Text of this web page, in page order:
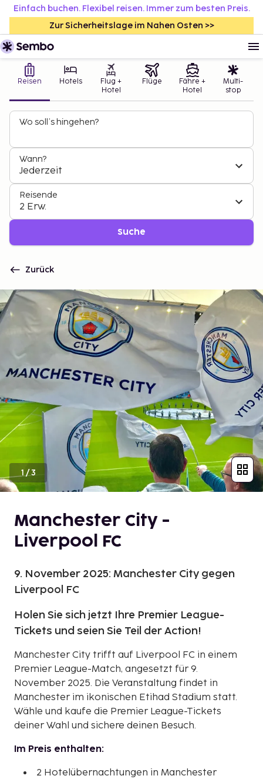
Einfach buchen. Flexibel reisen. Immer zum besten Preis.
Zur Sicherheitslage im Nahen Osten >>
Reisen Hotels
Flug +
Hotel
Flüge
Fähre +
Hotel
Multi-
stop
Wo soll’s hingehen?
Wann?
Jederzeit
Reisende
2 Erw.
Suche
Zurück
1 /3
Manchester City -
Liverpool FC
9. November 2025: Manchester City gegen
Liverpool FC
Holen Sie sich jetzt Ihre Premier League-
Tickets und seien Sie Teil der Action!
Manchester City trifft auf Liverpool FC in einem
Premier League-Match, angesetzt für 9.
November 2025. Die Veranstaltung findet in
Manchester im ikonischen Etihad Stadium statt.
Wähle und kaufe die Premier League-Tickets
deiner Wahl und sichere deinen Besuch.
Im Preis enthalten:
2 Hotelübernachtungen in Manchester